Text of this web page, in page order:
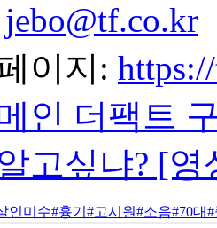
jebo@tf.co.kr
이지:
인 더팩트
고싶냐? [
인미수#흉기 #고시원#소음#70대